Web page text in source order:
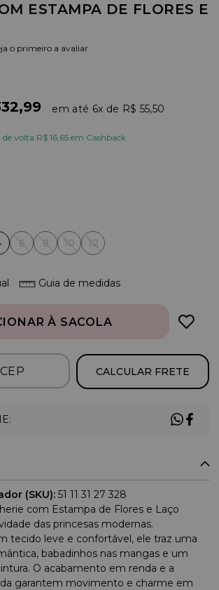
ESTAMPA DE FLORES E
o primeiro a avaliar
6x R$ 55,50
volta R$ 16,65 em Cashback
6 8 10 12
Guia de medidas
À SACOLA
CALCULAR FRETE
(SKU): 51 11 31 27 328
com Estampa de Flores e Laço
das princesas modernas.
tecido leve e confortável, ele traz uma
babadinhos nas mangas e um
O acabamento em renda e a
garantem movimento e charme em